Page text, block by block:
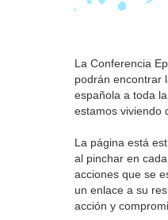
La Conferencia
podrán encontrar
española a toda
estamos viviendo
La página está
al pinchar en
acciones que se
un enlace a su
acción y